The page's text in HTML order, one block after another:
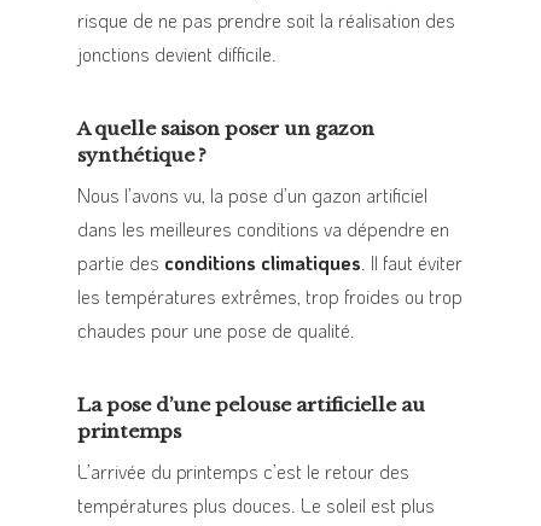
risque de ne pas prendre soit la réalisation des
jonctions devient difficile.
A quelle saison poser un gazon
synthétique ?
Nous l’avons vu, la pose d’un gazon artificiel
dans les meilleures conditions va dépendre en
partie des conditions climatiques . Il faut éviter
les températures extrêmes, trop froides ou trop
chaudes pour une pose de qualité.
La pose d’une pelouse artificielle au
printemps
L’arrivée du printemps c’est le retour des
températures plus douces. Le soleil est plus